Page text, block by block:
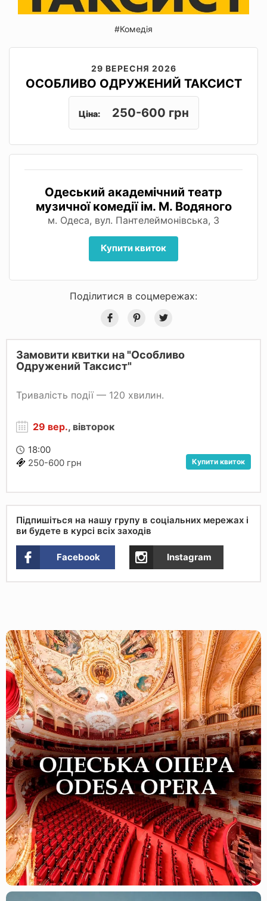
#Комедія
29 ВЕРЕСНЯ 2026
ОСОБЛИВО ОДРУЖЕНИЙ ТАКСИСТ
Ціна: 250-600 грн
Одеський академічний театр
музичної комедії ім. М. Водяного
м. Одеса, вул. Пантелеймонівська, 3
Купити квиток
Поділитися в соцмережах:
Замовити квитки на "Особливо
Одружений Таксист"
Тривалість події — 120 хвилин.
29 вер., вівторок
18:00
250-600 грн
Купити квиток
Підпишіться на нашу групу в соціальних мережах і
ви будете в курсі всіх заходів
Facebook Instagram